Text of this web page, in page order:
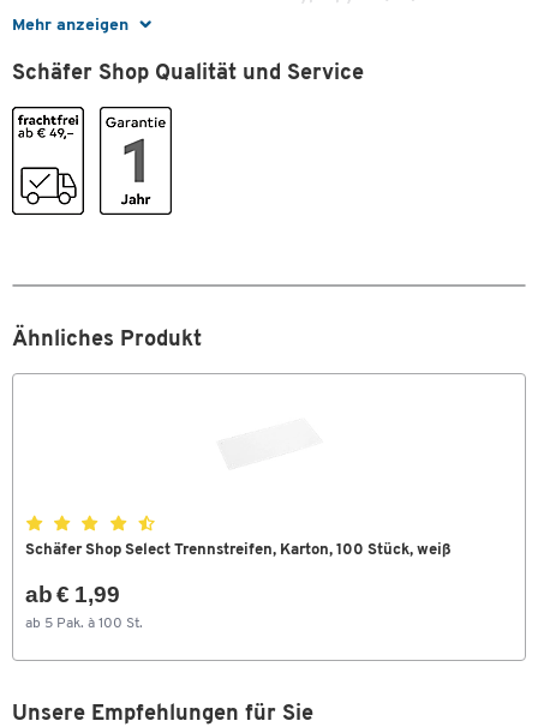
Mehr anzeigen
Perforiert
Stück pro Paket 100
Farben
Farbe
Maße
Schäfer Shop Qualität und Service
Ähnliches Produkt
Schäfer Shop Select Trennstreifen, Karton, 100 Stück, weiß
ab € 1,99
ab 5 Pak. à 100 St.
Unsere Empfehlungen für Sie